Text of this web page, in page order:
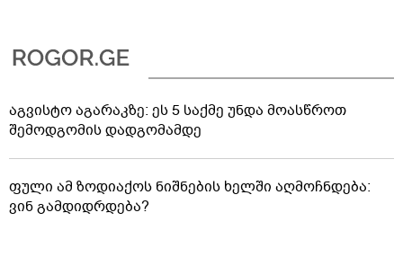
აგვისტო აგარაკზე: ეს 5 საქმე უნდა მოასწროთ
შემოდგომის დადგომამდე
ფული ამ ზოდიაქოს ნიშნების ხელში აღმოჩნდება:
ვინ გამდიდრდება?